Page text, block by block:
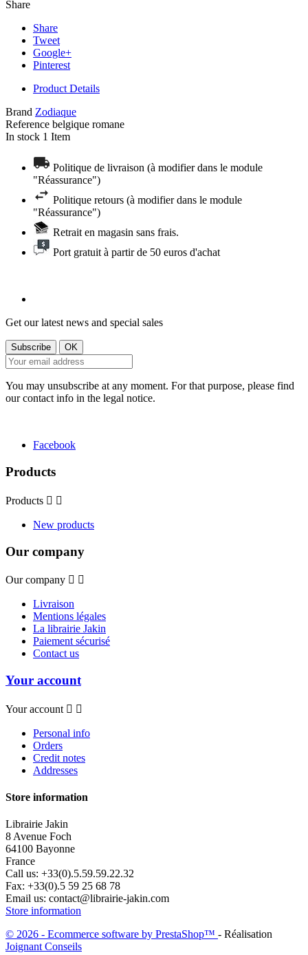
Share
Share
Tweet
Google+
Pinterest
Product Details
Brand Zodiaque
Reference belgique romane
In stock 1 Item
Politique de livraison (à modifier dans le module
"Réassurance")
Politique retours (à modifier dans le module
"Réassurance")
Retrait en magasin sans frais.
Port gratuit à partir de 50 euros d'achat
Get our latest news and special sales
You may unsubscribe at any moment. For that purpose, please find
our contact info in the legal notice.
Facebook
Products
Products  
New products
Our company
Our company  
Livraison
Mentions légales
La librairie Jakin
Paiement sécurisé
Contact us
Your account
Your account  
Personal info
Orders
Credit notes
Addresses
Store information
Librairie Jakin
8 Avenue Foch
64100 Bayonne
France
Call us: +33(0).5.59.59.22.32
Fax: +33(0).5 59 25 68 78
Email us: contact@librairie-jakin.com
Store information
© 2026 - Ecommerce software by PrestaShop™ - Réalisation
Joignant Conseils